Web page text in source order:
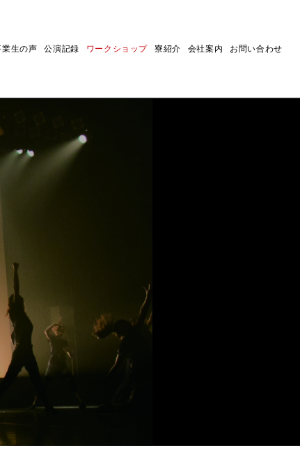
生の声 公演記録 ワークショップ 寮紹介 会社案内 お問い合わせ